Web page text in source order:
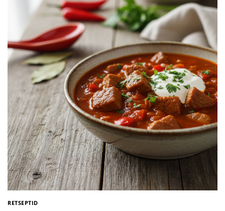
RETSEPTID